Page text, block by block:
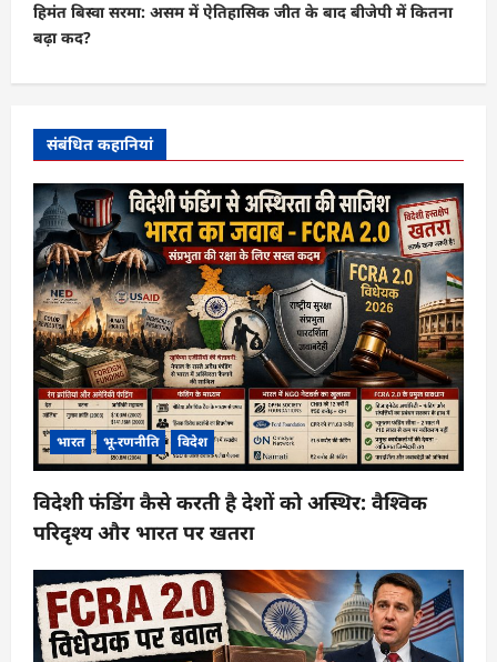
गे
श
न
हिमंत बिस्वा सरमा: असम में ऐतिहासिक जीत के बाद बीजेपी में कितना
बढ़ा कद?
संबंधित कहानियां
भारत भू-रणनीति विदेश
विदेशी फंडिंग कैसे करती है देशों को अस्थिर: वैश्विक
परिदृश्य और भारत पर खतरा